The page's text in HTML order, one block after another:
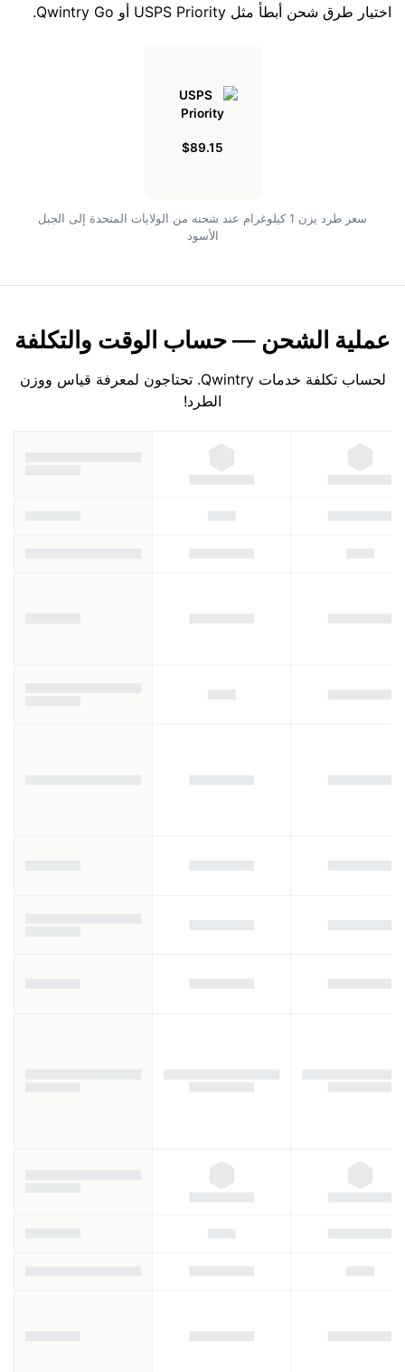
اختيار طرق شحن أبطأ مثل USPS Priority أو Qwintry Go.
$89.15
سعر طرد يزن 1 كيلوغرام عند شحنه من الولايات المتحدة إلى الجبل
الأسود
عملية الشحن — حساب الوقت والتكلفة
لحساب تكلفة خدمات Qwintry. تحتاجون لمعرفة قياس ووزن
الطرد!